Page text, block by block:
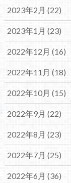
2023年2月 (22)
2023年1月 (23)
2022年12月 (16)
2022年11月 (18)
2022年10月 (15)
2022年9月 (22)
2022年8月 (23)
2022年7月 (25)
2022年6月 (36)